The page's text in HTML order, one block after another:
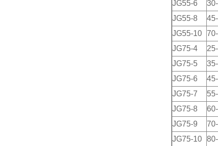
JG55-6
JG55-8
JG55-10
JG75-4
JG75-5
JG75-6
JG75-7
JG75-8
JG75-9
JG75-10